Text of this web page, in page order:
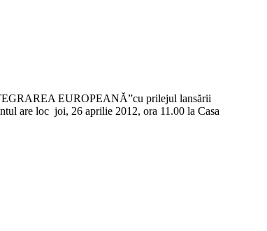
EUROPEANĂ”cu prilejul lansării
are loc joi, 26 aprilie 2012, ora 11.00 la Casa